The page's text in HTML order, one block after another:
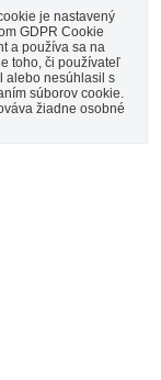
je nastavený
GDPR Cookie
a používa sa na
toho, či používateľ
alebo nesúhlasil s
súborov cookie.
žiadne osobné